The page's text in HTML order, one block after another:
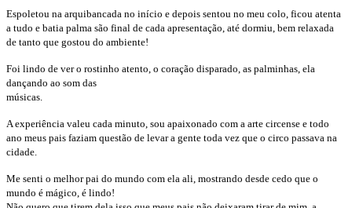
Espoletou na arquibancada no início e depois sentou no meu colo, ficou atenta
a tudo e batia palma são final de cada apresentação, até dormiu, bem relaxada
de tanto que gostou do ambiente!
Foi lindo de ver o rostinho atento, o coração disparado, as palminhas, ela
dançando ao som das
músicas.
A experiência valeu cada minuto, sou apaixonado com a arte circense e todo
ano meus pais faziam questão de levar a gente toda vez que o circo passava na
cidade.
Me senti o melhor pai do mundo com ela ali, mostrando desde cedo que o
mundo é mágico, é lindo!